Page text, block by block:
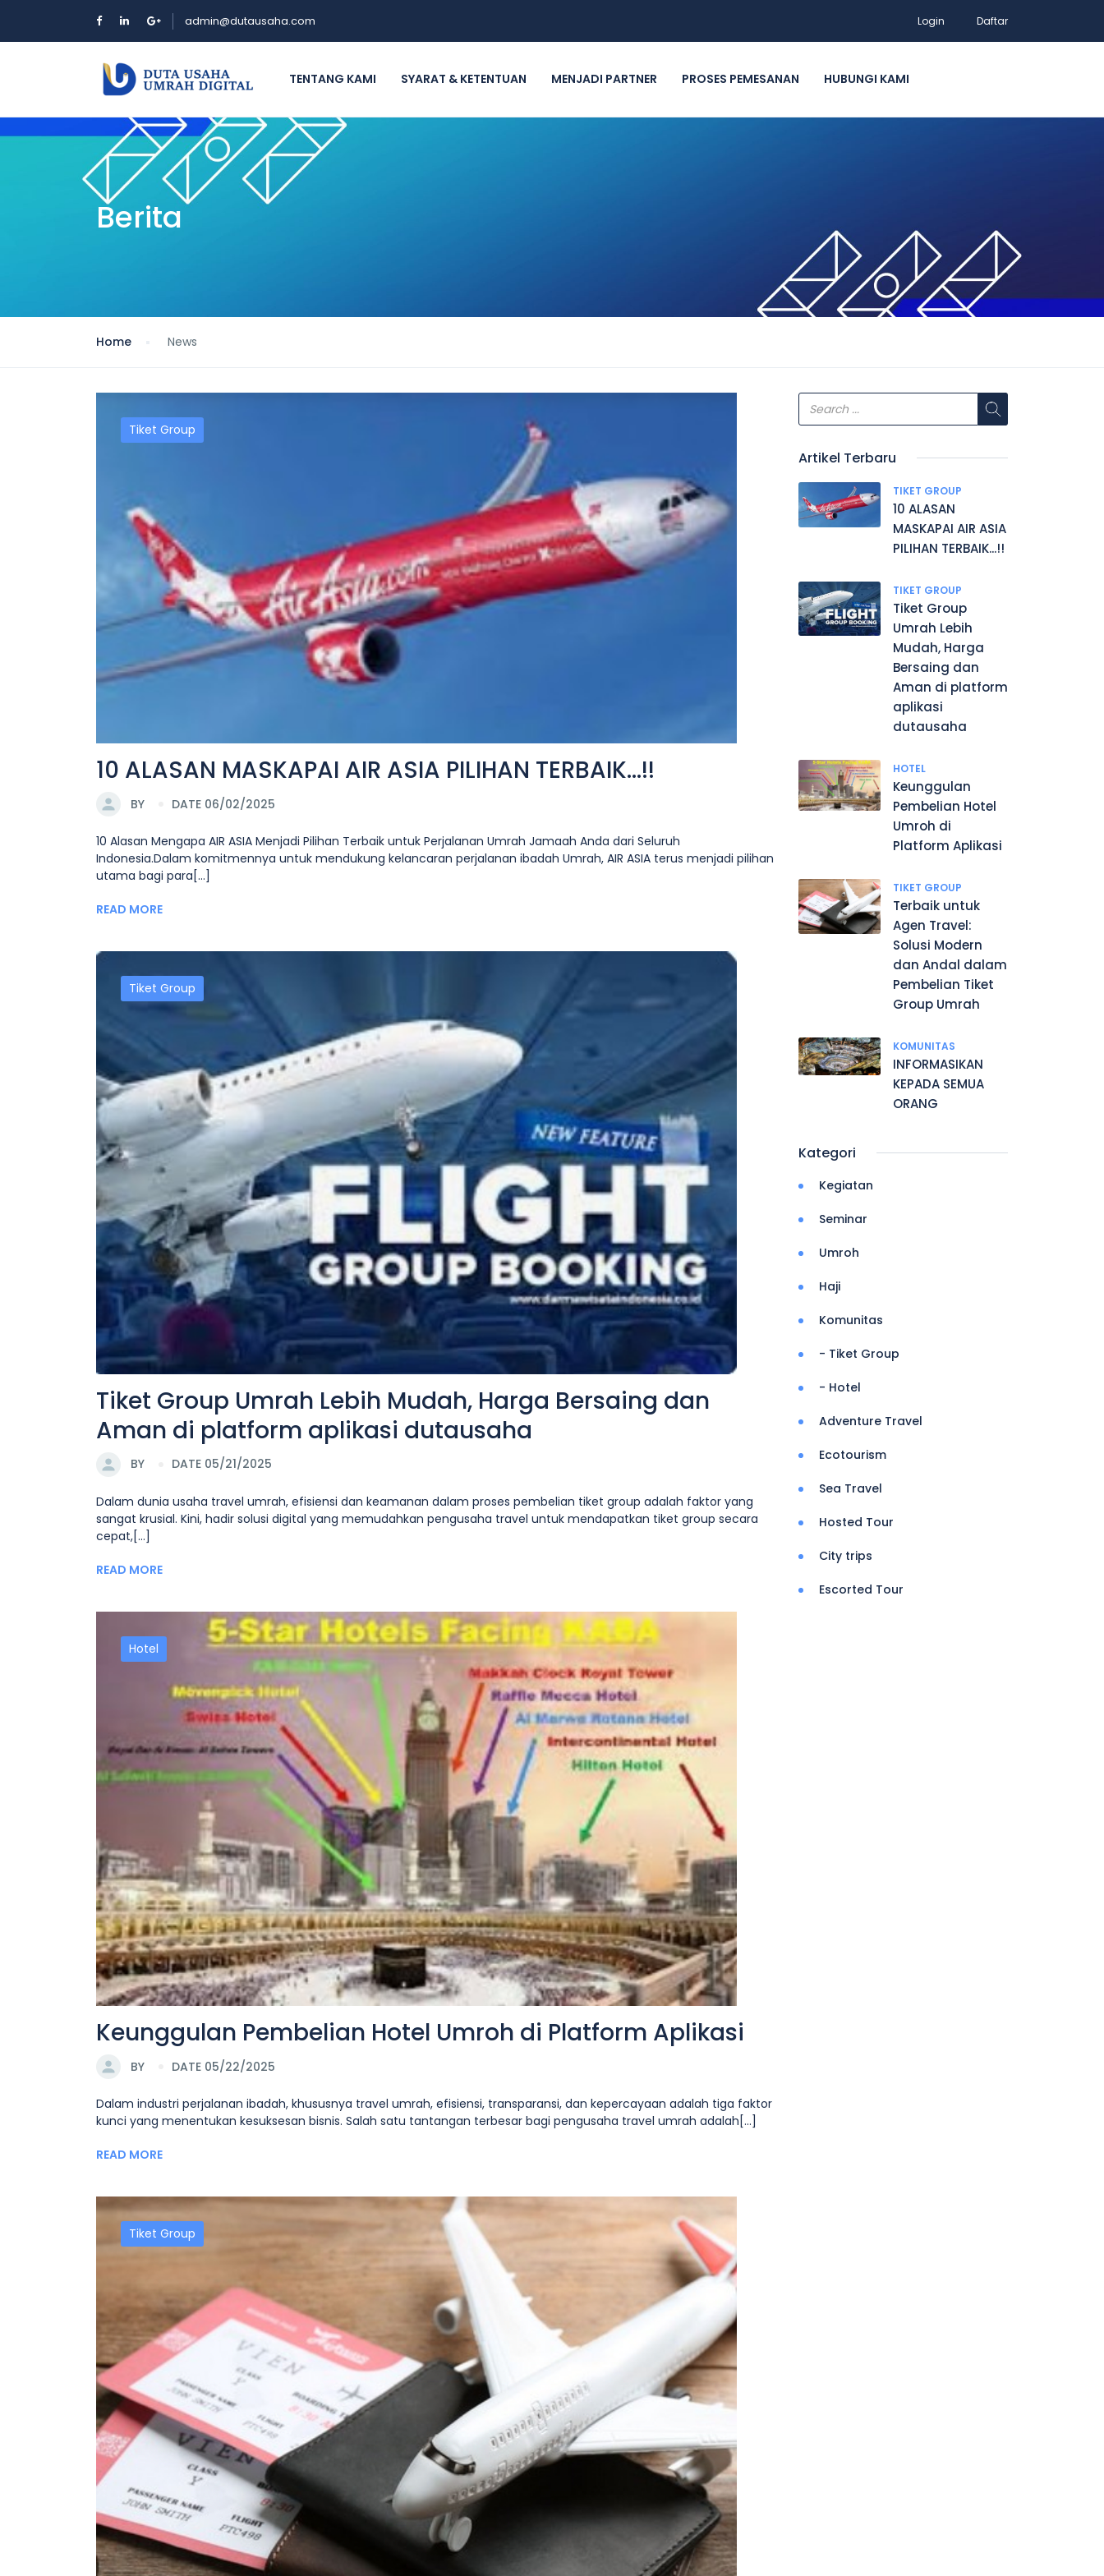
admin@dutausaha.com Login Daftar
TENTANG KAMI SYARAT & KETENTUAN MENJADI PARTNER PROSES PEMESANAN HUBUNGI KAMI
Berita
Home News
Tiket Group
10 ALASAN MASKAPAI AIR ASIA PILIHAN TERBAIK...!!
BY DATE 06/02/2025
10 Alasan Mengapa AIR ASIA Menjadi Pilihan Terbaik untuk Perjalanan Umrah Jamaah Anda dari Seluruh
Indonesia.Dalam komitmennya untuk mendukung kelancaran perjalanan ibadah Umrah, AIR ASIA terus menjadi pilihan
utama bagi para[...]
READ MORE
Tiket Group
Tiket Group Umrah Lebih Mudah, Harga Bersaing dan
Aman di platform aplikasi dutausaha
BY DATE 05/21/2025
Dalam dunia usaha travel umrah, efisiensi dan keamanan dalam proses pembelian tiket group adalah faktor yang
sangat krusial. Kini, hadir solusi digital yang memudahkan pengusaha travel untuk mendapatkan tiket group secara
cepat,[...]
READ MORE
Hotel
Keunggulan Pembelian Hotel Umroh di Platform Aplikasi
BY DATE 05/22/2025
Dalam industri perjalanan ibadah, khususnya travel umrah, efisiensi, transparansi, dan kepercayaan adalah tiga faktor
kunci yang menentukan kesuksesan bisnis. Salah satu tantangan terbesar bagi pengusaha travel umrah adalah[...]
READ MORE
Tiket Group
Artikel Terbaru
TIKET GROUP
10 ALASAN
MASKAPAI AIR ASIA
PILIHAN TERBAIK...!!
TIKET GROUP
Tiket Group
Umrah Lebih
Mudah, Harga
Bersaing dan
Aman di platform
aplikasi
dutausaha
HOTEL
Keunggulan
Pembelian Hotel
Umroh di
Platform Aplikasi
TIKET GROUP
Terbaik untuk
Agen Travel:
Solusi Modern
dan Andal dalam
Pembelian Tiket
Group Umrah
KOMUNITAS
INFORMASIKAN
KEPADA SEMUA
ORANG
Kategori
Kegiatan
Seminar
Umroh
Haji
Komunitas
- Tiket Group
- Hotel
Adventure Travel
Ecotourism
Sea Travel
Hosted Tour
City trips
Escorted Tour